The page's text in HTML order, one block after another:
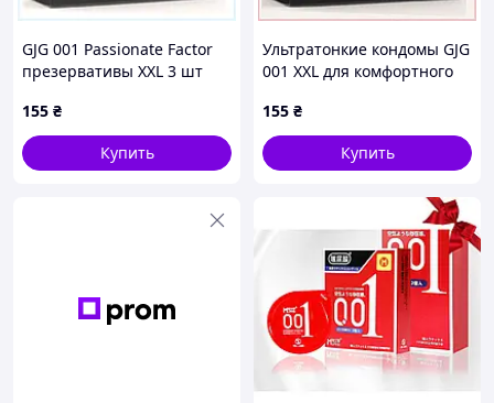
GJG 001 Passionate Factor
презервативы XXL 3 шт
155 ₴
Купить
Ультратонкие кондомы GJG
001 XXL для комфортного
155 ₴
Купить